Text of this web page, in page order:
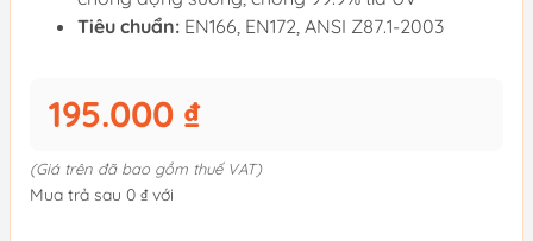
Tiêu chuẩn: EN166, EN172, ANSI Z87.1-2003
195.000 ₫
(Giá trên đã bao gồm thuế VAT)
Mua trả sau 0 ₫ với